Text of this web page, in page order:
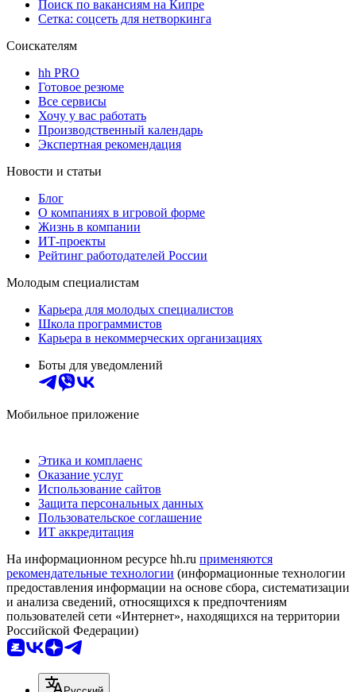
Поиск по вакансиям на Кипре
Сетка: соцсеть для нетворкинга
Соискателям
hh PRO
Готовое резюме
Все сервисы
Хочу у вас работать
Производственный календарь
Экспертная рекомендация
Новости и статьи
Блог
О компаниях в игровой форме
Жизнь в компании
ИТ-проекты
Рейтинг работодателей России
Молодым специалистам
Карьера для молодых специалистов
Школа программистов
Карьера в некоммерческих организациях
Боты для уведомлений
Мобильное приложение
Этика и комплаенс
Оказание услуг
Использование сайтов
Защита персональных данных
Пользовательское соглашение
ИТ аккредитация
На информационном ресурсе hh.ru применяются
рекомендательные технологии (информационные технологии
предоставления информации на основе сбора, систематизации
и анализа сведений, относящихся к предпочтениям
пользователей сети «Интернет», находящихся на территории
Российской Федерации)